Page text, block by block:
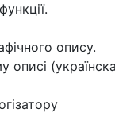
опису.
описі